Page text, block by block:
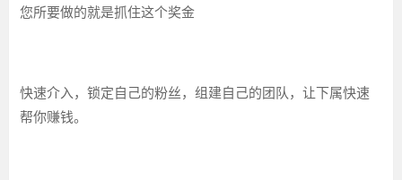
您所要做的就是抓住这个奖金
快速介入，锁定自己的粉丝，组建自己的团队，让下属快速
帮你赚钱。